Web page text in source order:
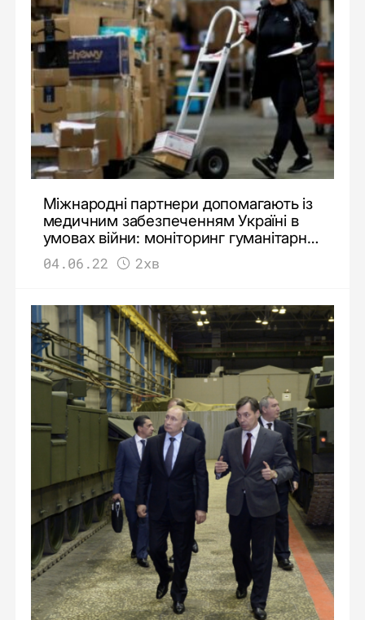
Міжнародні партнери допомагають із
медичним забезпеченням Україні в
умовах війни: моніторинг гуманітарної
допомоги
04.06.22 2хв